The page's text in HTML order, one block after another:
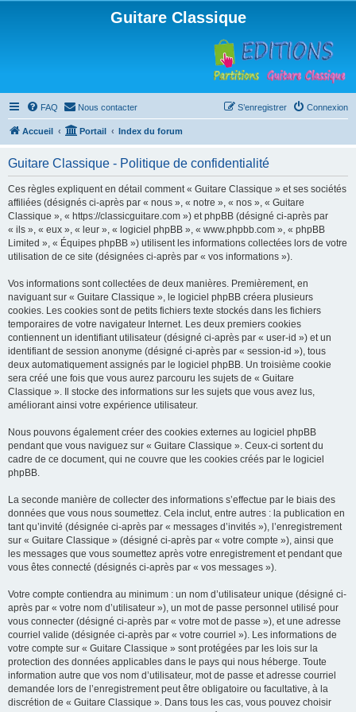
Guitare Classique
FAQ Nous contacter Connexion
S’enregistrer
Accueil Portail Index du forum
Guitare Classique - Politique de confidentialité
Ces règles expliquent en détail comment « Guitare Classique » et ses sociétés
affiliées (désignés ci-après par « nous », « notre », « nos », « Guitare
Classique », « https://classicguitare.com ») et phpBB (désigné ci-après par
« ils », « eux », « leur », « logiciel phpBB », « www.phpbb.com », « phpBB
Limited », « Équipes phpBB ») utilisent les informations collectées lors de votre
utilisation de ce site (désignées ci-après par « vos informations »).
Vos informations sont collectées de deux manières. Premièrement, en
naviguant sur « Guitare Classique », le logiciel phpBB créera plusieurs
cookies. Les cookies sont de petits fichiers texte stockés dans les fichiers
temporaires de votre navigateur Internet. Les deux premiers cookies
contiennent un identifiant utilisateur (désigné ci-après par « user-id ») et un
identifiant de session anonyme (désigné ci-après par « session-id »), tous
deux automatiquement assignés par le logiciel phpBB. Un troisième cookie
sera créé une fois que vous aurez parcouru les sujets de « Guitare
Classique ». Il stocke des informations sur les sujets que vous avez lus,
améliorant ainsi votre expérience utilisateur.
Nous pouvons également créer des cookies externes au logiciel phpBB
pendant que vous naviguez sur « Guitare Classique ». Ceux-ci sortent du
cadre de ce document, qui ne couvre que les cookies créés par le logiciel
phpBB.
La seconde manière de collecter des informations s’effectue par le biais des
données que vous nous soumettez. Cela inclut, entre autres : la publication en
tant qu’invité (désignée ci-après par « messages d’invités »), l’enregistrement
sur « Guitare Classique » (désigné ci-après par « votre compte »), ainsi que
les messages que vous soumettez après votre enregistrement et pendant que
vous êtes connecté (désignés ci-après par « vos messages »).
Votre compte contiendra au minimum : un nom d’utilisateur unique (désigné ci-
après par « votre nom d’utilisateur »), un mot de passe personnel utilisé pour
vous connecter (désigné ci-après par « votre mot de passe »), et une adresse
courriel valide (désignée ci-après par « votre courriel »). Les informations de
votre compte sur « Guitare Classique » sont protégées par les lois sur la
protection des données applicables dans le pays qui nous héberge. Toute
information autre que vos nom d’utilisateur, mot de passe et adresse courriel
demandée lors de l’enregistrement peut être obligatoire ou facultative, à la
discrétion de « Guitare Classique ». Dans tous les cas, vous pouvez choisir